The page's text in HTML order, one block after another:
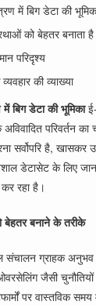
में बिग डेटा की
को बेहतर बनाता है
परिदृश्य
की व्याख्या
बिग डेटा की भूमिका
अविवादित परिवर्तन
सर्वोपरि है, खासकर
डेटासेट के लिए
कर रहा है।
बेहतर बनाने के तरीके
ग्राहक अनुभव
जैसी चुनौतियों
पर वास्तविक